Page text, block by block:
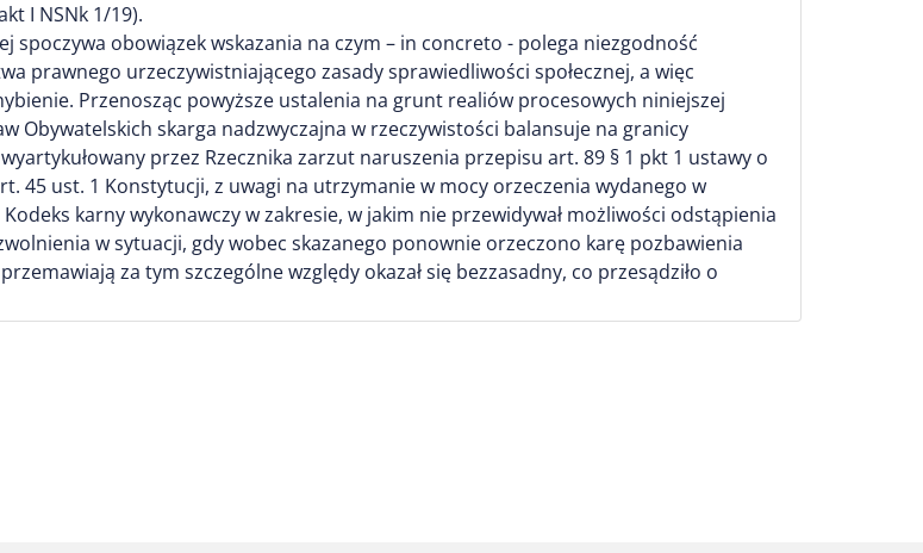
I NSNk 1/19).
spoczywa obowiązek wskazania na czym – in concreto - polega niezgodność
prawnego urzeczywistniającego zasady sprawiedliwości społecznej, a więc
Przenosząc powyższe ustalenia na grunt realiów procesowych niniejszej
Obywatelskich skarga nadzwyczajna w rzeczywistości balansuje na granicy
przez Rzecznika zarzut naruszenia przepisu art. 89 § 1 pkt 1 ustawy o
45 ust. 1 Konstytucji, z uwagi na utrzymanie w mocy orzeczenia wydanego w
karny wykonawczy w zakresie, w jakim nie przewidywał możliwości odstąpienia
w sytuacji, gdy wobec skazanego ponownie orzeczono karę pozbawienia
za tym szczególne względy okazał się bezzasadny, co przesądziło o